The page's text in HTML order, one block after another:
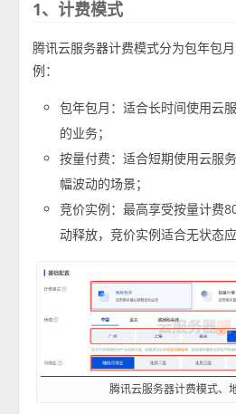
1、计费模式
腾讯云服务器计费模式分为包年包
例：
包年包月：适合长时间使用云
的业务；
按量付费：适合短期使用云服
幅波动的场景；
竞价实例：最高享受按量计费
动释放，竞价实例适合无状态应
腾讯云服务器计费模式、